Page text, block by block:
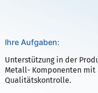
Ihre Aufgaben:
Unterstützung in der
Metall- Komponenten
Qualitätskontrolle.